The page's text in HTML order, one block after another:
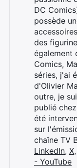
DC
possède
des
également
Comics,
séries, j'ai
d'Olivier
outre, je
publié
été
sur
chaîne TV
LinkedIn, X,
- YouTube